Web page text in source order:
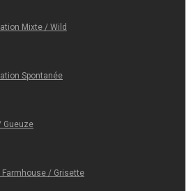
Mixte / Wild
Spontanée
Gueuze
/ Grisette